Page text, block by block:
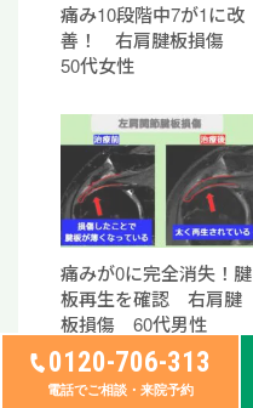
0120-706-313
電話でご相談・来院予約
痛み10段階中7が1に改
善！ 右肩腱板損傷
50代女性
痛みが0に完全消失！腱
板再生を確認 右肩腱
板損傷 60代男性